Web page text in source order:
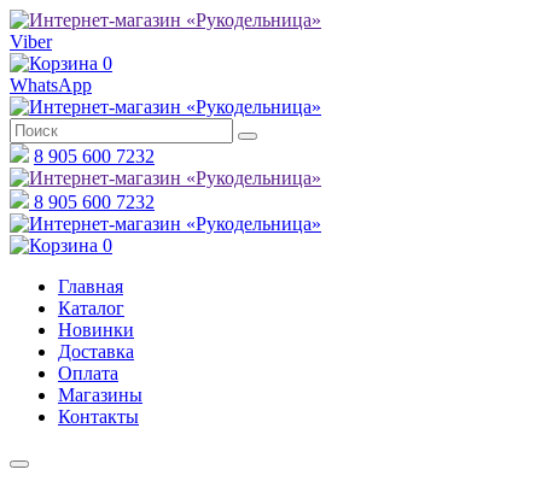
Viber
0
WhatsApp
8 905 600 7232
8 905 600 7232
0
Главная
Каталог
Новинки
Доставка
Оплата
Магазины
Контакты